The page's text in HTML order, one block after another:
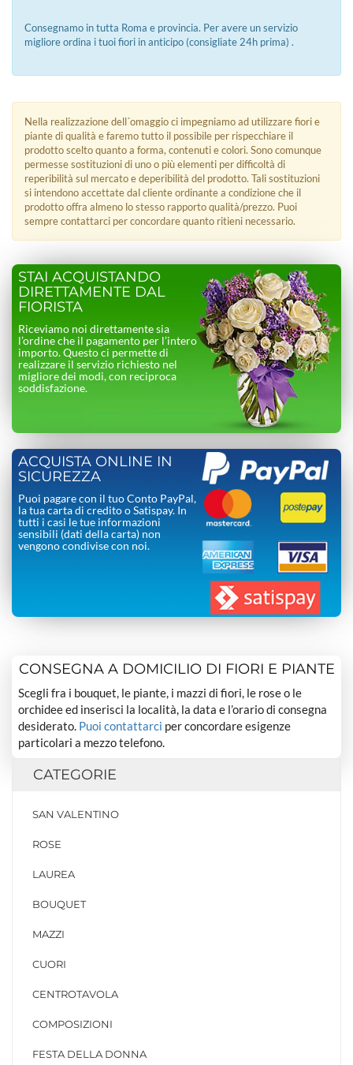
Consegnamo in tutta Roma e provincia. Per avere un servizio
migliore ordina i tuoi fiori in anticipo (consigliate 24h prima) .
Nella realizzazione dell´omaggio ci impegniamo ad utilizzare fiori e
piante di qualità e faremo tutto il possibile per rispecchiare il
prodotto scelto quanto a forma, contenuti e colori. Sono comunque
permesse sostituzioni di uno o più elementi per difficoltà di
reperibilità sul mercato e deperibilità del prodotto. Tali sostituzioni
si intendono accettate dal cliente ordinante a condizione che il
prodotto offra almeno lo stesso rapporto qualità/prezzo. Puoi
sempre contattarci per concordare quanto ritieni necessario.
STAI ACQUISTANDO
DIRETTAMENTE DAL
FIORISTA
Riceviamo noi direttamente sia
l’ordine che il pagamento per l’intero
importo. Questo ci permette di
realizzare il servizio richiesto nel
migliore dei modi, con reciproca
soddisfazione.
ACQUISTA ONLINE IN
SICUREZZA
Puoi pagare con il tuo Conto PayPal,
la tua carta di credito o Satispay. In
tutti i casi le tue informazioni
sensibili (dati della carta) non
vengono condivise con noi.
CONSEGNA A DOMICILIO DI FIORI E PIANTE
Scegli fra i bouquet, le piante, i mazzi di fiori, le rose o le
orchidee ed inserisci la località, la data e l’orario di consegna
desiderato. Puoi contattarci per concordare esigenze
particolari a mezzo telefono.
CATEGORIE
SAN VALENTINO
ROSE
LAUREA
BOUQUET
MAZZI
CUORI
CENTROTAVOLA
COMPOSIZIONI
FESTA DELLA DONNA